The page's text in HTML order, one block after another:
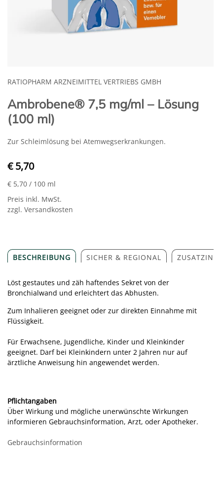
RATIOPHARM ARZNEIMITTEL VERTRIEBS GMBH
Ambrobene® 7,5 mg/ml – Lösung
(100 ml)
Zur Schleimlösung bei Atemwegserkrankungen.
€ 5,70
€ 5,70 / 100 ml
Preis inkl. MwSt.
zzgl. Versandkosten
BESCHREIBUNG SICHER & REGIONAL
Löst gestautes und zäh haftendes Sekret von der
Bronchialwand und erleichtert das Abhusten.
Zum Inhalieren geeignet oder zur direkten Einnahme mit
Flüssigkeit.
Für Erwachsene, Jugendliche, Kinder und Kleinkinder
geeignet. Darf bei Kleinkindern unter 2 Jahren nur auf
ärztliche Anweisung hin angewendet werden.
Pflichtangaben
Über Wirkung und mögliche unerwünschte Wirkungen
informieren Gebrauchsinformation, Arzt, oder Apotheker.
Gebrauchsinformation